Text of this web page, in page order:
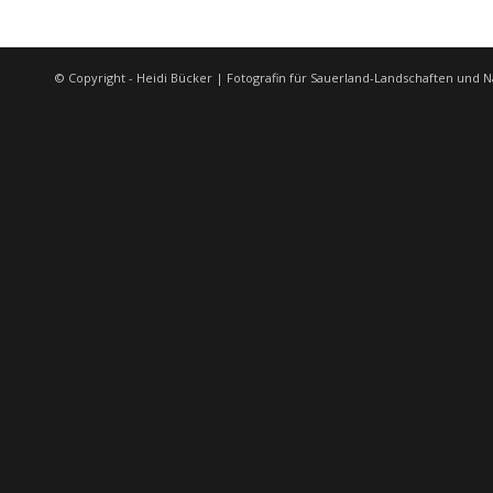
© Copyright - Heidi Bücker | Fotografin für Sauerland-Landschaften und